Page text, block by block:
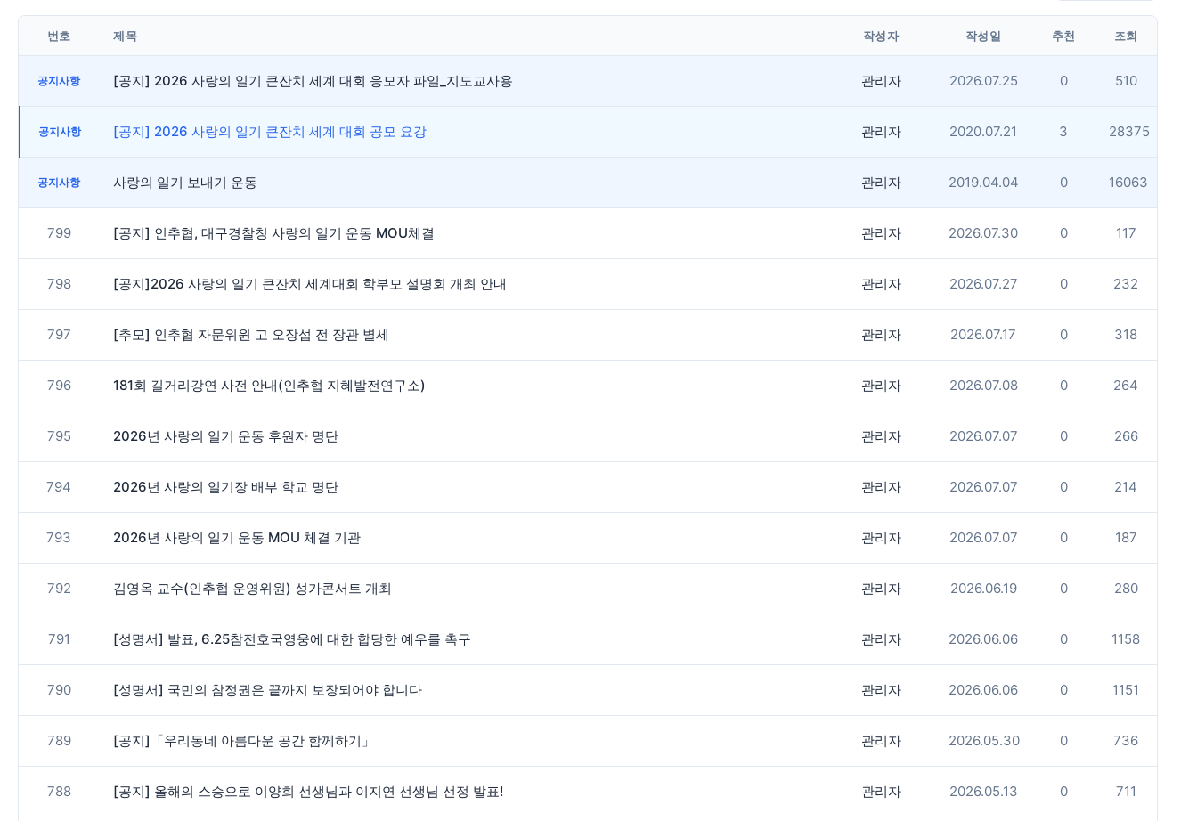
번호 제목 작성자 작성일 추천 조회
공지사항 [공지] 2026 사랑의 일기 큰잔치 세계 대회 응모자 파일_지도교사용 관리자 2026.07.25 0 510
공지사항 [공지] 2026 사랑의 일기 큰잔치 세계 대회 공모 요강 관리자 2020.07.21 3 28375
공지사항 사랑의 일기 보내기 운동 관리자 2019.04.04 0 16063
799 [공지] 인추협, 대구경찰청 사랑의 일기 운동 MOU체결 관리자 2026.07.30 0 117
798 [공지]2026 사랑의 일기 큰잔치 세계대회 학부모 설명회 개최 안내 관리자 2026.07.27 0 232
797 [추모] 인추협 자문위원 고 오장섭 전 장관 별세 관리자 2026.07.17 0 318
796 181회 길거리강연 사전 안내(인추협 지혜발전연구소) 관리자 2026.07.08 0 264
795 2026년 사랑의 일기 운동 후원자 명단 관리자 2026.07.07 0 266
794 2026년 사랑의 일기장 배부 학교 명단 관리자 2026.07.07 0 214
793 2026년 사랑의 일기 운동 MOU 체결 기관 관리자 2026.07.07 0 187
792 김영옥 교수(인추협 운영위원) 성가콘서트 개최 관리자 2026.06.19 0 280
791 [성명서] 발표, 6.25참전호국영웅에 대한 합당한 예우를 촉구 관리자 2026.06.06 0 1158
790 [성명서] 국민의 참정권은 끝까지 보장되어야 합니다 관리자 2026.06.06 0 1151
789 [공지]「우리동네 아름다운 공간 함께하기」 관리자 2026.05.30 0 736
788 [공지] 올해의 스승으로 이양희 선생님과 이지연 선생님 선정 발표! 관리자 2026.05.13 0 711